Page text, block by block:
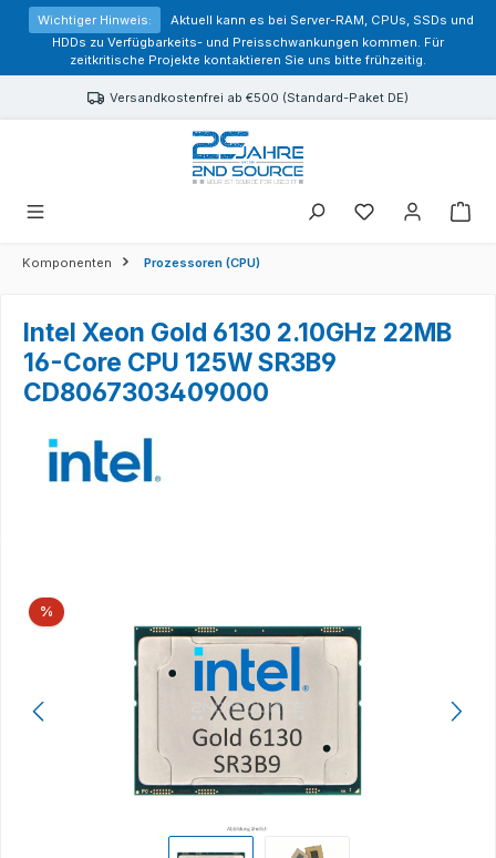
springen
Wichtiger Hinweis:
Aktuell kann es bei Server-RAM, CPUs, SSDs und
HDDs zu Verfügbarkeits- und Preisschwankungen kommen. Für
zeitkritische Projekte kontaktieren Sie uns bitte frühzeitig.
Versandkostenfrei ab €500 (Standard-Paket DE)
Sie haben 0
Komponenten Prozessoren (CPU)
Intel Xeon Gold 6130 2.10GHz 22MB
16-Core CPU 125W SR3B9
CD8067303409000
Bildergalerie überspringen
% Rabatt